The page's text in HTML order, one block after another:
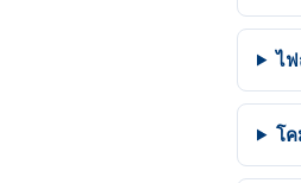
ไฟ
โค